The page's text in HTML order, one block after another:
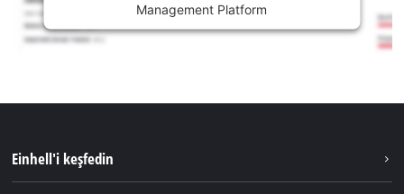
Management Platform
Einhell'i keşfedin